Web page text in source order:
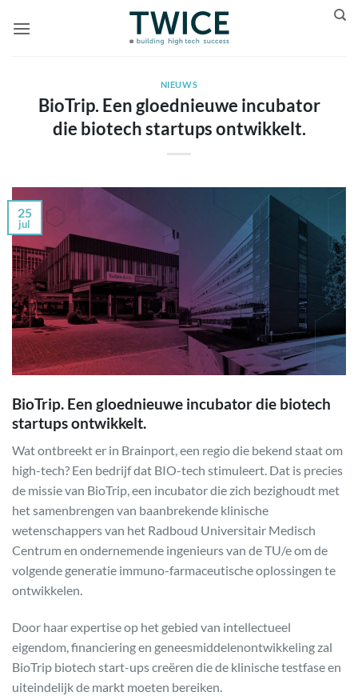
naar
NIEUWS
BioTrip. Een gloednieuwe incubator
die biotech startups ontwikkelt.
25
jul
BioTrip. Een gloednieuwe incubator die biotech
startups ontwikkelt.
Wat ontbreekt er in Brainport, een regio die bekend staat om
high-tech? Een bedrijf dat BIO-tech stimuleert. Dat is precies
de missie van BioTrip, een incubator die zich bezighoudt met
het samenbrengen van baanbrekende klinische
wetenschappers van het Radboud Universitair Medisch
Centrum en ondernemende ingenieurs van de TU/e om de
volgende generatie immuno-farmaceutische oplossingen te
ontwikkelen.
Door haar expertise op het gebied van intellectueel
eigendom, financiering en geneesmiddelenontwikkeling zal
BioTrip biotech start-ups creëren die de klinische testfase en
uiteindelijk de markt moeten bereiken.